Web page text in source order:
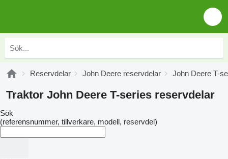
Reservdelar John Deere reservdelar John Deere T-
Traktor John Deere T-series reservdelar
Sök
(referensnummer, tillverkare, modell, reservdel)